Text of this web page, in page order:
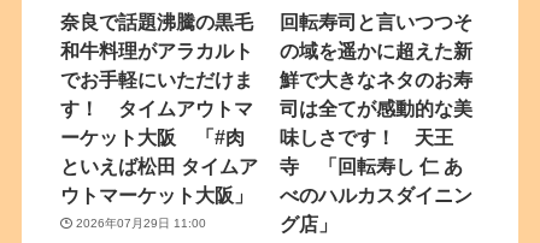
奈良で話題沸騰の黒毛
和牛料理がアラカルト
でお手軽にいただけま
す！ タイムアウトマ
ーケット大阪 「#肉
といえば松田 タイムア
ウトマーケット大阪」
2026年07月29日 11:00
回転寿司と言いつつそ
の域を遥かに超えた新
鮮で大きなネタのお寿
司は全てが感動的な美
味しさです！ 天王
寺 「回転寿し 仁 あ
べのハルカスダイニン
グ店」